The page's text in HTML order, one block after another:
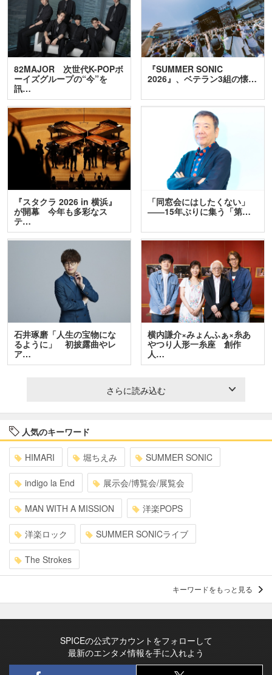
82MAJOR 次世代K-POPボ
ーイズグループの“今”を
訊…
『SUMMER SONIC
2026』、ベテラン3組の懐…
『スタクラ 2026 in 横浜』
が開幕 今年も多彩なス
テ…
「同窓会にはしたくない」
――15年ぶりに集う「第…
石井琢磨「人生の宝物にな
るように」 初披露曲やレ
ア…
横内謙介×みょんふぁ×糸あ
やつり人形一糸座 創作
人…
さらに読み込む
人気のキーワード
HIMARI 堀ちえみ SUMMER SONIC
indigo la End 展示会/博覧会/展覧会
MAN WITH A MISSION 洋楽POPS
洋楽ロック SUMMER SONICライブ
The Strokes
キーワードをもっと見る
SPICEの公式アカウントをフォローして
最新のエンタメ情報を手に入れよう